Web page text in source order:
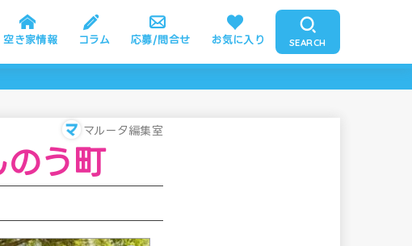
空き家情報 コラム 応募/問合せ お気に入り SEARCH
マルータ編集室
う町